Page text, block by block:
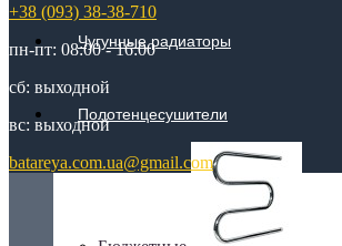
Чугунные радиаторы
Полотенцесушители
+38 (093) 38-38-710
пн-пт: 08:00 - 16:00
сб: выходной
вс: выходной
batareya.com.ua@gmail.com